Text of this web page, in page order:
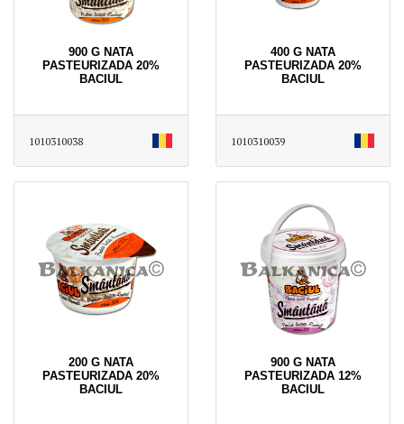
900 G NATA
PASTEURIZADA 20%
BACIUL
1010310038
400 G NATA
PASTEURIZADA 20%
BACIUL
1010310039
200 G NATA
PASTEURIZADA 20%
BACIUL
900 G NATA
PASTEURIZADA 12%
BACIUL